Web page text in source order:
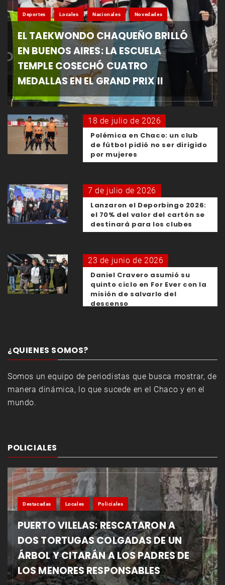
Deportes Locales Nacionales Novedades
EL TAEKWONDO CHAQUEÑO BRILLÓ
EN BUENOS AIRES: LA ESCUELA
TEMPLE COSECHÓ CUATRO
MEDALLAS EN EL GRAND PRIX II
18 de julio de 2026
Polémica en Chaco: un club
de fútbol pidió no ser dirigido
por mujeres
7 de julio de 2026
Lanzaron el Deporbingo 2026:
el 70% del valor del cartón se
destinará para los clubes
23 de junio de 2026
Daniel Cravero asumió su
quinto ciclo en For Ever con la
misión de salvarlo del
descenso
¿QUIENES SOMOS?
Somos un equipo de periodistas que busca mostrar, de
manera dinámica, lo que sucede en el Chaco y en el
mundo.
POLICIALES
Destacadas Locales Policiales
PUERTO VILELAS: RESCATARON A
DOS TORTUGAS COLGADAS DE UN
ÁRBOL Y CITARÁN A LOS PADRES DE
LOS MENORES RESPONSABLES